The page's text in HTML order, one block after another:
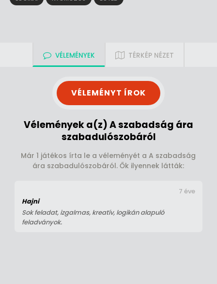
VÉLEMÉNYEK TÉRKÉP NÉZET
VÉLEMÉNYT ÍROK
Vélemények a(z) A szabadság ára
szabadulószobáról
Már 1 játékos írta le a véleményét a A szabadság
ára szabadulószobáról. Ők ilyennek látták:
Hajni
Sok feladat, izgalmas, kreatív, logikán alapuló
feladványok.
7 éve